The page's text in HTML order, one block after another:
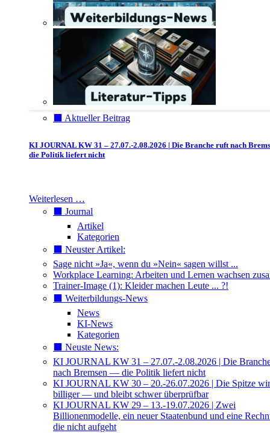
⬛️ Aktueller Beitrag
KI JOURNAL KW 31 – 27.07.-2.08.2026 | Die Branche ruft nach
die Politik liefert nicht
Weiterlesen …
⬛️ Journal
Artikel
Kategorien
⬛️ Neuster Artikel:
Sage nicht »Ja«, wenn du »Nein« sagen willst ...
Workplace Learning: Arbeiten und Lernen wachsen
Trainer-Image (1): Kleider machen Leute ... ?!
⬛️ Weiterbildungs-News
News
KI-News
Kategorien
⬛️ Neuste News:
KI JOURNAL KW 31 – 27.07.-2.08.2026 | Die
nach Bremsen — die Politik liefert nicht
KI JOURNAL KW 30 – 20.-26.07.2026 | Die Spitze
billiger — und bleibt schwer überprüfbar
KI JOURNAL KW 29 – 13.-19.07.2026 | Zwei
Billionenmodelle, ein neuer Staatenbund und eine
die nicht aufgeht